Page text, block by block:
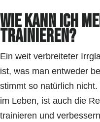
Wie kann ich
trainieren?
Ein weit verbreiteter
ist, was man entweder
stimmt so natürlich
im Leben, ist auch die
trainieren und